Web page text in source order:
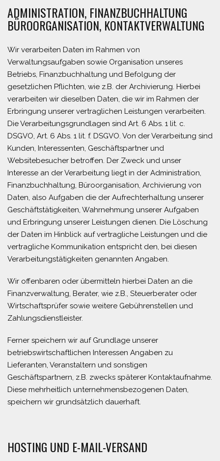
ADMINISTRATION, FINANZBUCHHALTUNG
BÜROORGANISATION, KONTAKTVERWALTUNG
Wir verarbeiten Daten im Rahmen von
Verwaltungsaufgaben sowie Organisation unseres
Betriebs, Finanzbuchhaltung und Befolgung der
gesetzlichen Pflichten, wie z.B. der Archivierung. Hierbei
verarbeiten wir dieselben Daten, die wir im Rahmen der
Erbringung unserer vertraglichen Leistungen verarbeiten.
Die Verarbeitungsgrundlagen sind Art. 6 Abs. 1 lit. c.
DSGVO, Art. 6 Abs. 1 lit. f. DSGVO. Von der Verarbeitung sind
Kunden, Interessenten, Geschäftspartner und
Websitebesucher betroffen. Der Zweck und unser
Interesse an der Verarbeitung liegt in der Administration,
Finanzbuchhaltung, Büroorganisation, Archivierung von
Daten, also Aufgaben die der Aufrechterhaltung unserer
Geschäftstätigkeiten, Wahrnehmung unserer Aufgaben
und Erbringung unserer Leistungen dienen. Die Löschung
der Daten im Hinblick auf vertragliche Leistungen und die
vertragliche Kommunikation entspricht den, bei diesen
Verarbeitungstätigkeiten genannten Angaben.
Wir offenbaren oder übermitteln hierbei Daten an die
Finanzverwaltung, Berater, wie z.B., Steuerberater oder
Wirtschaftsprüfer sowie weitere Gebührenstellen und
Zahlungsdienstleister.
Ferner speichern wir auf Grundlage unserer
betriebswirtschaftlichen Interessen Angaben zu
Lieferanten, Veranstaltern und sonstigen
Geschäftspartnern, z.B. zwecks späterer Kontaktaufnahme.
Diese mehrheitlich unternehmensbezogenen Daten,
speichern wir grundsätzlich dauerhaft.
HOSTING UND E-MAIL-VERSAND